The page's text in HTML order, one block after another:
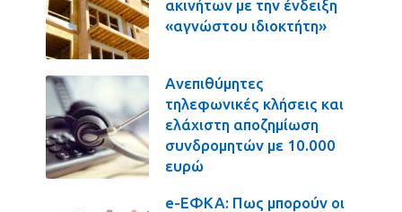
ακινήτων με την ένδειξη
«αγνώστου ιδιοκτήτη»
Ανεπιθύμητες
τηλεφωνικές κλήσεις και
ελάχιστη αποζημίωση
συνδρομητών με 10.000
ευρώ
e-ΕΦΚΑ: Πως μπορούν οι